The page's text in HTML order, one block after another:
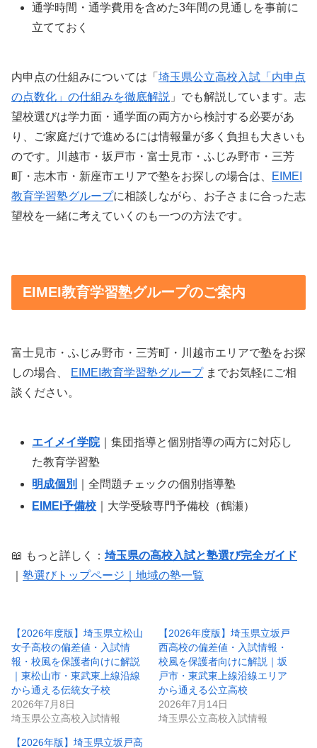
通学時間・通学費用を含めた3年間の見通しを事前に
立てておく
内申点の仕組みについては「 埼玉県公立高校入試「内申点
の点数化」の仕組みを徹底解説 」でも解説しています。志
望校選びは学力面・通学面の両方から検討する必要があ
り、ご家庭だけで進めるには情報量が多く負担も大きいも
のです。川越市・坂戸市・富士見市・ふじみ野市・三芳
町・志木市・新座市エリアで塾をお探しの場合は、
EIMEI
教育学習塾グループに相談しながら、お子さまに合った志
望校を一緒に考えていくのも一つの方法です。
EIMEI教育学習塾グループのご案内
富士見市・ふじみ野市・三芳町・川越市エリアで塾をお探
しの場合、
EIMEI教育学習塾グループまでお気軽にご相
談ください。
エイメイ学院｜集団指導と個別指導の両方に対応し
た教育学習塾
明成個別
｜全問題チェックの個別指導塾
EIMEI予備校 ｜大学受験専門予備校（鶴瀬）
📖 もっと詳しく： 埼玉県の高校入試と塾選び完全ガイド
塾選びトップページ｜地域の塾一覧
【2026年度版】埼玉県立松山
女子高校の偏差値・入試情
報・校風を保護者向けに解説
｜東松山市・東武東上線沿線
から通える伝統女子校
2026年7月8日
埼玉県公立高校入試情報
【2026年度版】埼玉県立坂戸
西高校の偏差値・入試情報・
校風を保護者向けに解説｜坂
戸市・東武東上線沿線エリア
から通える公立高校
2026年7月14日
埼玉県公立高校入試情報
【2026年版】埼玉県立坂戸高